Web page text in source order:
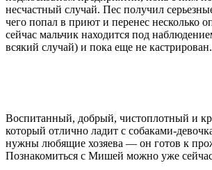
несчастный случай. Пес получил
чего попал в приют и перенес несколько
сейчас мальчик находится под
всякий случай) и пока еще не кастрирован.
Воспитанный, добрый, чистоплотный и
который отлично ладит с собаками-
нужны любящие хозяева — он готов к
Познакомиться с Мишей можно уже